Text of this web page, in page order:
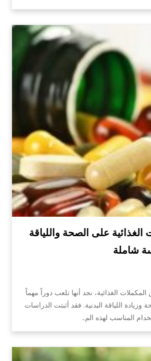
الغذائية على الصحة واللياقة
شاملة
الغذائية، نجد أنها تلعب دوراً مهماً
اللياقة البدنية. فقد أثبتت الدراسات
المناسب لهذه الم…